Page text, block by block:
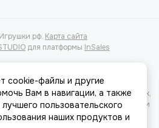
Карта сайта
для платформы InSales
информация, касающаяся характеристик,
информационный характер и ни при
публичной офертой, определяемой
cookie-файлы и другие
Вам в навигации, а также
пользовательского
наших продуктов и